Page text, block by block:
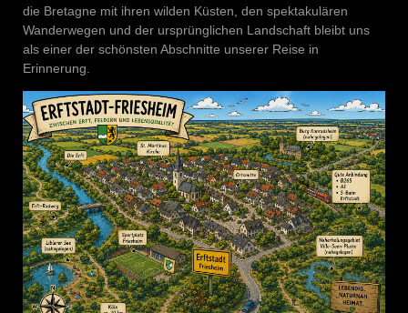
die Bretagne mit ihren wilden Küsten, den spektakulären
Wanderwegen und der ursprünglichen Landschaft bleibt uns
als einer der schönsten Abschnitte unserer Reise in
Erinnerung.